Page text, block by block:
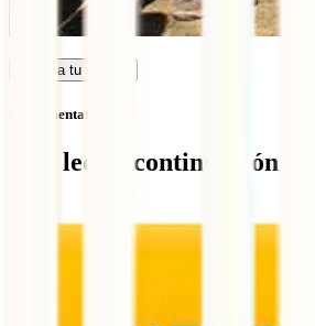
Calcula tu seguro
Sin comentarios
Qué leer a continuación